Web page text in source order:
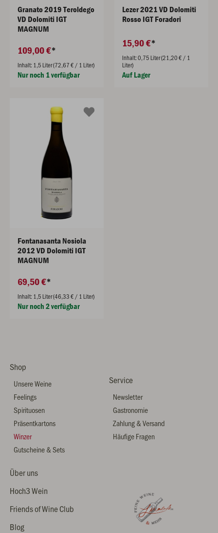
Granato 2019 Teroldego
VD Dolomiti IGT
MAGNUM
109,00 €
Inhalt: 1,5 Liter (72,67 € / 1 Liter)
Nur noch 1 verfügbar
Lezer 2021 VD Dolomiti
Rosso IGT Foradori
15,90 €
Inhalt: 0,75 Liter (21,20 € / 1
Liter)
Auf Lager
Fontanasanta Nosiola
2012 VD Dolomiti IGT
MAGNUM
69,50 €
Inhalt: 1,5 Liter (46,33 € / 1 Liter)
Nur noch 2 verfügbar
Shop
Unsere Weine
Feelings
Spirituosen
Präsentkartons
Winzer
Gutscheine & Sets
Service
Newsletter
Gastronomie
Zahlung & Versand
Häufige Fragen
Über uns
Hoch3 Wein
Friends of Wine Club
Blog